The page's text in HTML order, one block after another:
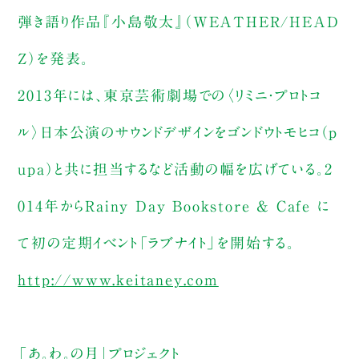
弾き語り作品『小島敬太』（WEATHER/HEAD
Z）を発表。
2013年には、東京芸術劇場での〈リミニ・プロトコ
ル〉日本公演のサウンドデザインをゴンドウトモヒコ（p
upa）と共に担当するなど活動の幅を広げている。2
014年からRainy Day Bookstore & Cafe に
て初の定期イベント「ラブナイト」を開始する。
http://www.keitaney.com
「あ。わ。の月」プロジェクト